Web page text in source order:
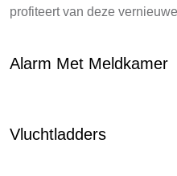
profiteert van deze
Alarm Met Meldkamer
Vluchtladders